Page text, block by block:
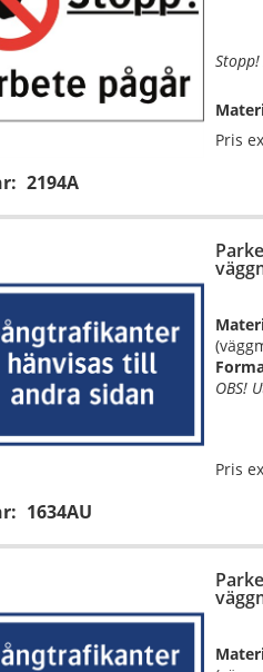
2194A
Pris
1634AU
OBS!
Pris